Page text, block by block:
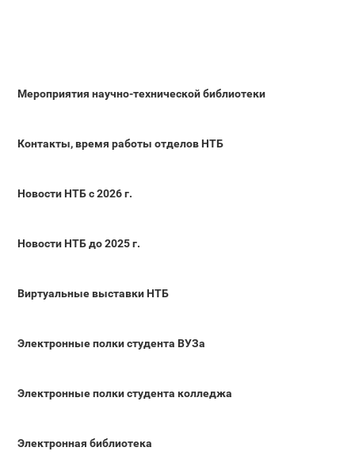
Мероприятия научно-технической библиотеки
Контакты, время работы отделов НТБ
Новости НТБ с 2026 г.
Новости НТБ до 2025 г.
Виртуальные выставки НТБ
Электронные полки студента ВУЗа
Электронные полки студента колледжа
Электронная библиотека